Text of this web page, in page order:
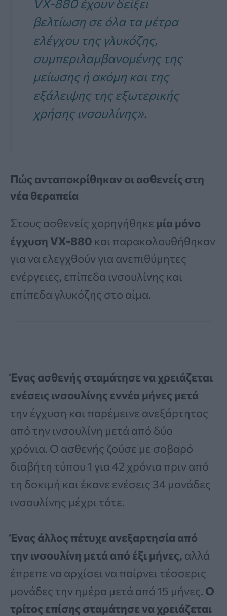
VX-880 έχουν δείξει
βελτίωση σε όλα τα μέτρα
ελέγχου της γλυκόζης,
συμπεριλαμβανομένης της
μείωσης ή ακόμη και της
εξάλειψης της εξωτερικής
χρήσης ινσουλίνης».
Πώς ανταποκρίθηκαν οι ασθενείς στη
νέα θεραπεία
Στους ασθενείς χορηγήθηκε μία μόνο
έγχυση VX-880 και παρακολουθήθηκαν
για να ελεγχθούν για ανεπιθύμητες
ενέργειες, επίπεδα ινσουλίνης και
επίπεδα γλυκόζης στο αίμα.
Ένας ασθενής σταμάτησε να χρειάζεται
ενέσεις ινσουλίνης εννέα μήνες μετά
την έγχυση και παρέμεινε ανεξάρτητος
από την ινσουλίνη μετά από δύο
χρόνια. Ο ασθενής ζούσε με σοβαρό
διαβήτη τύπου 1 για 42 χρόνια πριν από
τη δοκιμή και έκανε ενέσεις 34 μονάδες
ινσουλίνης μέχρι τότε.
Ένας άλλος πέτυχε ανεξαρτησία από
την ινσουλίνη μετά από έξι μήνες, αλλά
έπρεπε να αρχίσει να παίρνει τέσσερις
μονάδες την ημέρα μετά από 15 μήνες. Ο
τρίτος επίσης σταμάτησε να χρειάζεται